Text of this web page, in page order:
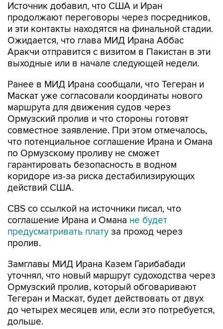
Источник добавил, что США и Иран
продолжают переговоры через посредников,
и эти контакты находятся на финальной стадии.
Ожидается, что глава МИД Ирана Аббас
Аракчи отправится с визитом в Пакистан в эти
выходные или в начале следующей недели.
Ранее в МИД Ирана сообщали, что Тегеран и
Маскат уже согласовали координаты нового
маршрута для движения судов через
Ормузский пролив и что стороны готовят
совместное заявление. При этом отмечалось,
что потенциальное соглашение Ирана и Омана
по Ормузскому проливу не сможет
гарантировать безопасность в водном
коридоре из-за риска дестабилизирующих
действий США.
CBS со ссылкой на источники писал, что
соглашение Ирана и Омана не будет
предусматривать плату за проход через
пролив.
Замглавы МИД Ирана Казем Гарибабади
уточнял, что новый маршрут судоходства через
Ормузский пролив, который обговаривают
Тегеран и Маскат, будет действовать от двух
до четырех месяцев или, если это потребуется,
дольше.